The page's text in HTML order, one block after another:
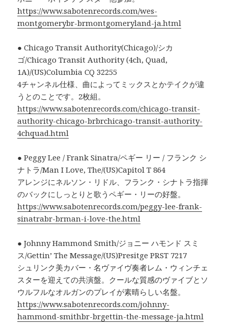
https://www.sabotenrecords.com/wes-
montgomerybr-brmontgomeryland-ja.html
● Chicago Transit Authority(Chicago)/シカ
ゴ/Chicago Transit Authority (4ch, Quad,
1A)/(US)Columbia CQ 32255
4チャンネル仕様、曲によってミックスとかテイクが違
うとのことです。2枚組。
https://www.sabotenrecords.com/chicago-transit-
authority-chicago-brbrchicago-transit-authority-
4chquad.html
● Peggy Lee / Frank Sinatra/ペギー リー / フランク シ
ナトラ/Man I Love, The/(US)Capitol T 864
アレンジにネルソン・リドル、フランク・シナトラ指揮
のバックにしっとりと歌うペギー・リーの好盤。
https://www.sabotenrecords.com/peggy-lee-frank-
sinatrabr-brman-i-love-the.html
● Johnny Hammond Smith/ジョニー ハモンド スミ
ス/Gettin’ The Message/(US)Presitge PRST 7217
シュリンク美カバー・名ヴァイヴ奏者レム・ウィンチェ
スターを迎えての共演盤。クールな質感のヴァイブとソ
ウルフルなオルガンのプレイが素晴らしい名盤。
https://www.sabotenrecords.com/johnny-
hammond-smithbr-brgettin-the-message-ja.html